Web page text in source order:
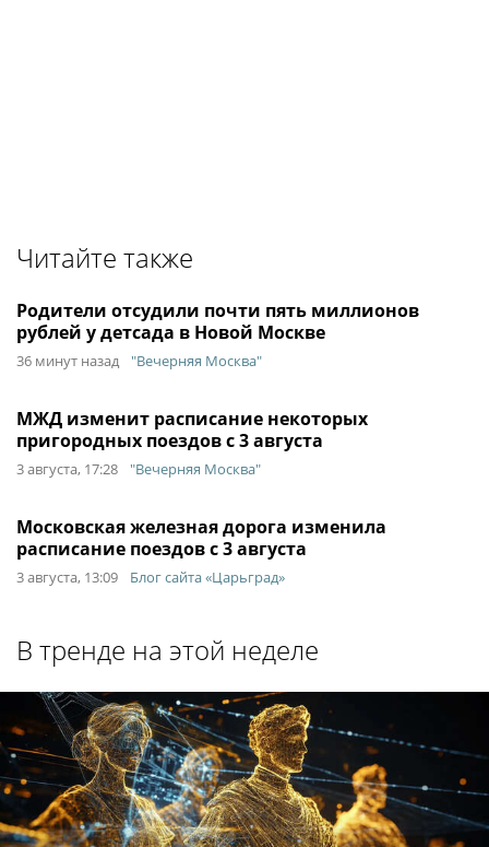
Читайте также
Родители отсудили почти пять миллионов
рублей у детсада в Новой Москве
36 минут назад "Вечерняя Москва"
МЖД изменит расписание некоторых
пригородных поездов с 3 августа
3 августа, 17:28 "Вечерняя Москва"
Московская железная дорога изменила
расписание поездов с 3 августа
3 августа, 13:09 Блог сайта «Царьград»
В тренде на этой неделе